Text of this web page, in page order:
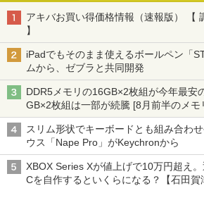
アキバお買い得価格情報（速報版） 【
】
iPadでもそのまま使えるボールペン「
ムから、ゼブラと共同開発
DDR5メモリの16GB×2枚組が今年最安
GB×2枚組は一部が続騰 [8月前半のメ
スリム形状でキーボードとも組み合わ
ウス「Nape Pro」がKeychronから
XBOX Series Xが値上げで10万円超え
Cを自作するといくらになる？【石田